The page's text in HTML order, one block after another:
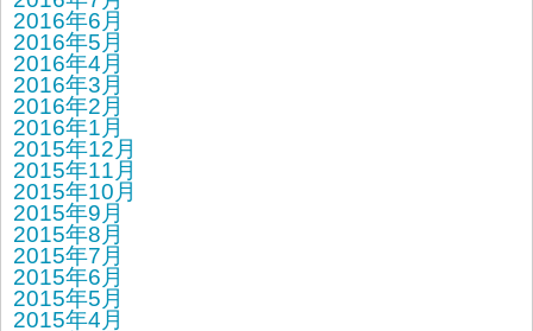
2016年6月
2016年5月
2016年4月
2016年3月
2016年2月
2016年1月
2015年12月
2015年11月
2015年10月
2015年9月
2015年8月
2015年7月
2015年6月
2015年5月
2015年4月